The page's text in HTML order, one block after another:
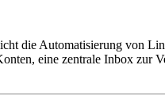
die Automatisierung von
eine zentrale Inbox zur